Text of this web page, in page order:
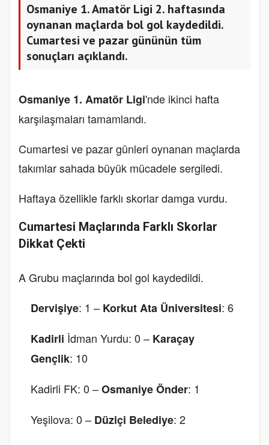
Osmaniye 1. Amatör Ligi 2. haftasında
oynanan maçlarda bol gol kaydedildi.
Cumartesi ve pazar gününün tüm
sonuçları açıklandı.
Osmaniye 1. Amatör Ligi'nde ikinci hafta
karşılaşmaları tamamlandı.
Cumartesi ve pazar günleri oynanan maçlarda
takımlar sahada büyük mücadele sergiledi.
Haftaya özellikle farklı skorlar damga vurdu.
Cumartesi Maçlarında Farklı Skorlar
Dikkat Çekti
A Grubu maçlarında bol gol kaydedildi.
Dervişiye: 1 – Korkut Ata Üniversitesi: 6
Kadirli İdman Yurdu: 0 – Karaçay
Gençlik: 10
Kadirli FK: 0 –Osmaniye Önder: 1
Yeşilova: 0 – Düziçi Belediye: 2